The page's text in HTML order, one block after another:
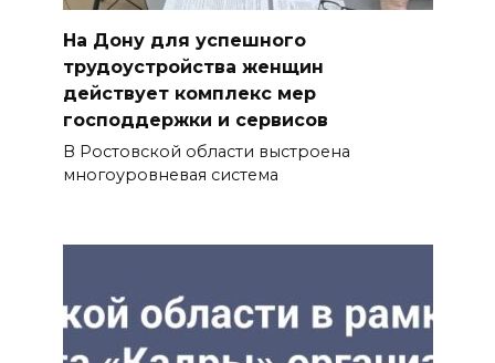
На Дону для успешного
трудоустройства женщин
действует комплекс мер
господдержки и сервисов
В Ростовской области выстроена
многоуровневая система